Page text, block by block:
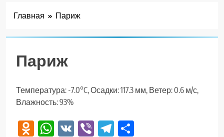
Главная Париж
Париж
Температура: -7.0°C, Осадки: 117.3 мм, Ветер: 0.6 м/с,
Влажность: 93%
Odnoklassniki
WhatsApp
VK ViberTelegram